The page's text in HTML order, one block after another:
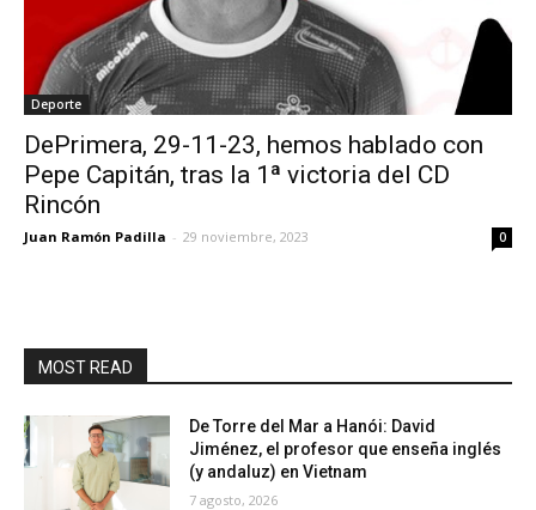
Deporte
DePrimera, 29-11-23, hemos hablado con
Pepe Capitán, tras la 1ª victoria del CD
Rincón
Juan Ramón Padilla - 29 noviembre, 2023 0
MOST READ
De Torre del Mar a Hanói: David
Jiménez, el profesor que enseña inglés
(y andaluz) en Vietnam
7 agosto, 2026